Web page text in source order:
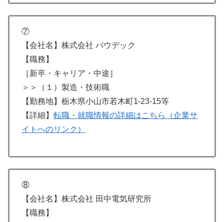
⑦
【会社名】株式会社 パウデック
【職務】
［新卒・キャリア・中途］
＞＞（１）製造・技術職
【勤務地】栃木県小山市若木町1-23-15等
【詳細】 転職・就職情報の詳細はこちら（企業サ
イトへのリンク）
⑧
【会社名】株式会社 田中電気研究所
【職務】